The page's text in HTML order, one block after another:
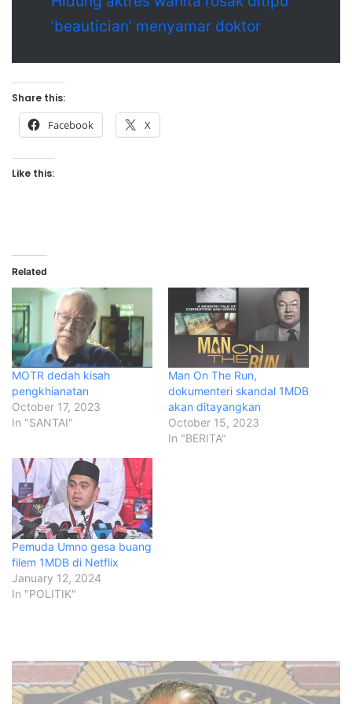
‘beautician’ menyamar doktor
Share this:
Facebook X
Like this:
Related
MOTR dedah kisah
pengkhianatan
October 17, 2023
In "SANTAI"
Man On The Run,
dokumenteri skandal 1MDB
akan ditayangkan
October 15, 2023
In "BERITA"
Pemuda Umno gesa buang
filem 1MDB di Netflix
January 12, 2024
In "POLITIK"
S
a
i